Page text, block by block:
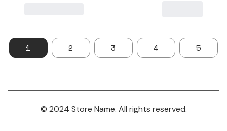
1 2 3 4 5
© 2024 Store Name. All rights reserved.